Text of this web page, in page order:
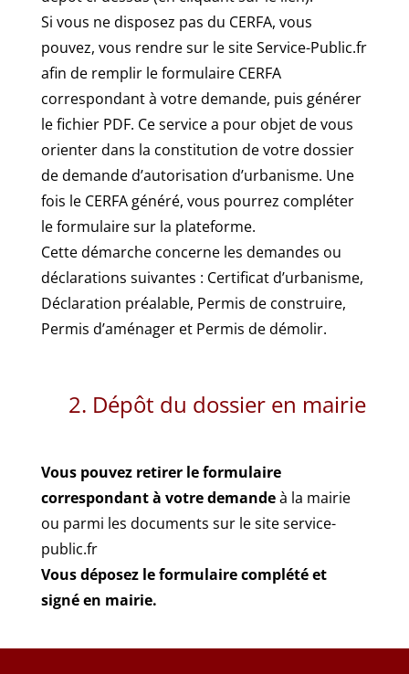
Si vous ne disposez pas du CERFA, vous
pouvez, vous rendre sur le site Service-Public.fr
afin de remplir le formulaire CERFA
correspondant à votre demande, puis générer
le fichier PDF. Ce service a pour objet de vous
orienter dans la constitution de votre dossier
de demande d’autorisation d’urbanisme. Une
fois le CERFA généré, vous pourrez compléter
le formulaire sur la plateforme.
Cette démarche concerne les demandes ou
déclarations suivantes : Certificat d’urbanisme,
Déclaration préalable, Permis de construire,
Permis d’aménager et Permis de démolir.
2. Dépôt du dossier en mairie
Vous pouvez retirer le formulaire
correspondant à votre demandeà la mairie
ou parmi les documents sur le site service-
public.fr
Vous déposez le formulaire complété et
signé en mairie.